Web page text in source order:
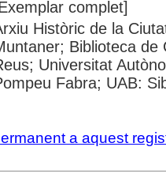
complet]
Històric de la
Biblioteca de
Universitat
Fabra; UAB:
a aquest